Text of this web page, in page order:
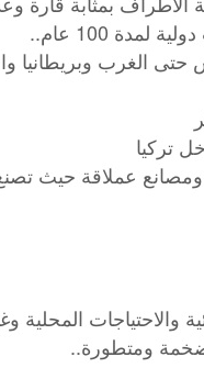
100 عام..
الغرب وبريطانيا
تركيا
عملاقة حيث
والاحتياجات المحلية
ومتطورة..